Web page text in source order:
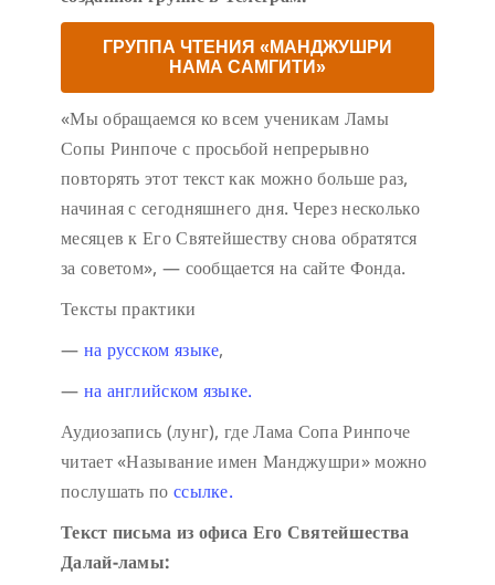
ГРУППА ЧТЕНИЯ «МАНДЖУШРИ
НАМА САМГИТИ»
«Мы обращаемся ко всем ученикам Ламы
Сопы Ринпоче с просьбой непрерывно
повторять этот текст как можно больше раз,
начиная с сегодняшнего дня. Через несколько
месяцев к Его Святейшеству снова обратятся
за советом», — сообщается на сайте Фонда.
Тексты практики
— на русском языке,
— на английском языке.
Аудиозапись (лунг), где Лама Сопа Ринпоче
читает «Называние имен Манджушри» можно
послушать по ссылке.
Текст письма из офиса Его Святейшества
Далай-ламы: